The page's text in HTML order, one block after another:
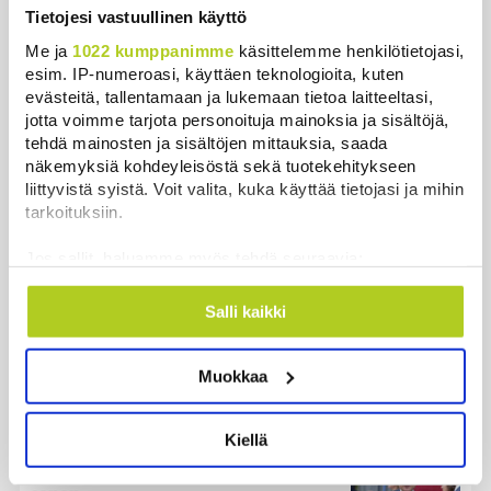
Tietojesi vastuullinen käyttö
Me ja 1022 kumppanimme käsittelemme henkilötietojasi,
esim. IP-numeroasi, käyttäen teknologioita, kuten
evästeitä, tallentamaan ja lukemaan tietoa laitteeltasi,
jotta voimme tarjota personoituja mainoksia ja sisältöjä,
tehdä mainosten ja sisältöjen mittauksia, saada
näkemyksiä kohdeyleisöstä sekä tuotekehitykseen
liittyvistä syistä. Voit valita, kuka käyttää tietojasi ja mihin
tarkoituksiin.
Kerätä tietoja maantieteellisestä sijainnistasi,
mahdollisesti muutaman metrin tarkkuudella
ominaispiirteitä aktiivisesti (sormenjäljen
Lue lisää siitä, miten henkilötietojasi käsitellään ja miten
suostumustasi tai peruuttaa sen milloin vain
evästeilmoituksessa.
Salli kaikki
Muokkaa
Kiellä
Uutiset
Uusimmat Luetuimmat
Suomen ensimmäiset afrikkalaisen sikaruton
tapaukset vahvistettiin EU-laboratoriossa
Uutiset | 10.8.2026 13:52
Kesän kohu kirvoitti kuukauden